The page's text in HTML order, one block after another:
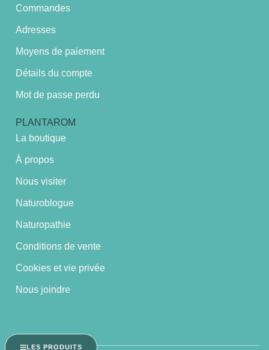
Commandes
Adresses
Moyens de paiement
Détails du compte
Mot de passe perdu
PLANTAROM
La boutique
À propos
Nous visiter
Naturoblogue
Naturopathie
Conditions de vente
Cookies et vie privée
Nous joindre
LES PRODUITS